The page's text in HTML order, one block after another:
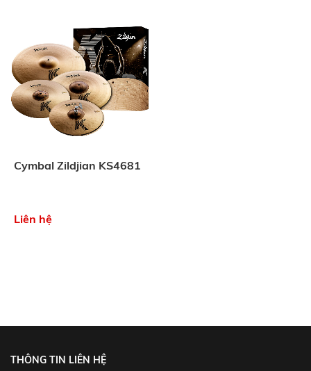
Cymbal Zildjian KS4681
Liên hệ
THÔNG TIN LIÊN HỆ